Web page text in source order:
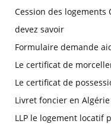
Cession des logements
devez savoir
Formulaire demande
Le certificat de
Le certificat de
Livret foncier en Algérie
LLP le logement locatif